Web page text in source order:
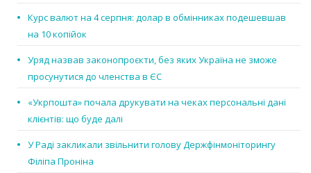
Курс валют на 4 серпня: долар в обмінниках подешевшав
на 10 копійок
Уряд назвав законопроєкти, без яких Україна не зможе
просунутися до членства в ЄС
«Укрпошта» почала друкувати на чеках персональні дані
клієнтів: що буде далі
У Раді закликали звільнити голову Держфінмоніторингу
Філіпа Проніна